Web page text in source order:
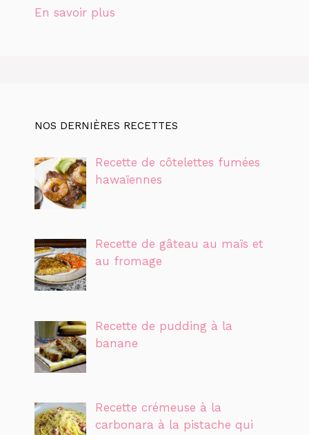
En savoir plus
NOS DERNIÈRES RECETTES
Recette de côtelettes fumées
hawaïennes
Recette de gâteau au maïs et
au fromage
Recette de pudding à la
banane
Recette crémeuse à la
carbonara à la pistache qui